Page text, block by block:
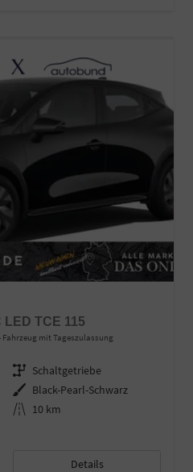
LED TCE 115
Fahrzeug mit Tageszulassung
Getriebe Schaltgetriebe
Außenfarbe Black-Pearl-Schwarz
Kilometerstand 10 km
Details